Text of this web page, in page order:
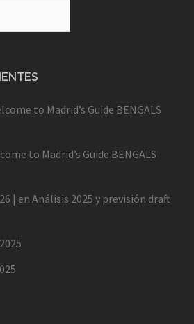
to Madrid’s Guide BENGALS
to Madrid’s Guide BENGALS
| en Análisis 2025 y previsión draft